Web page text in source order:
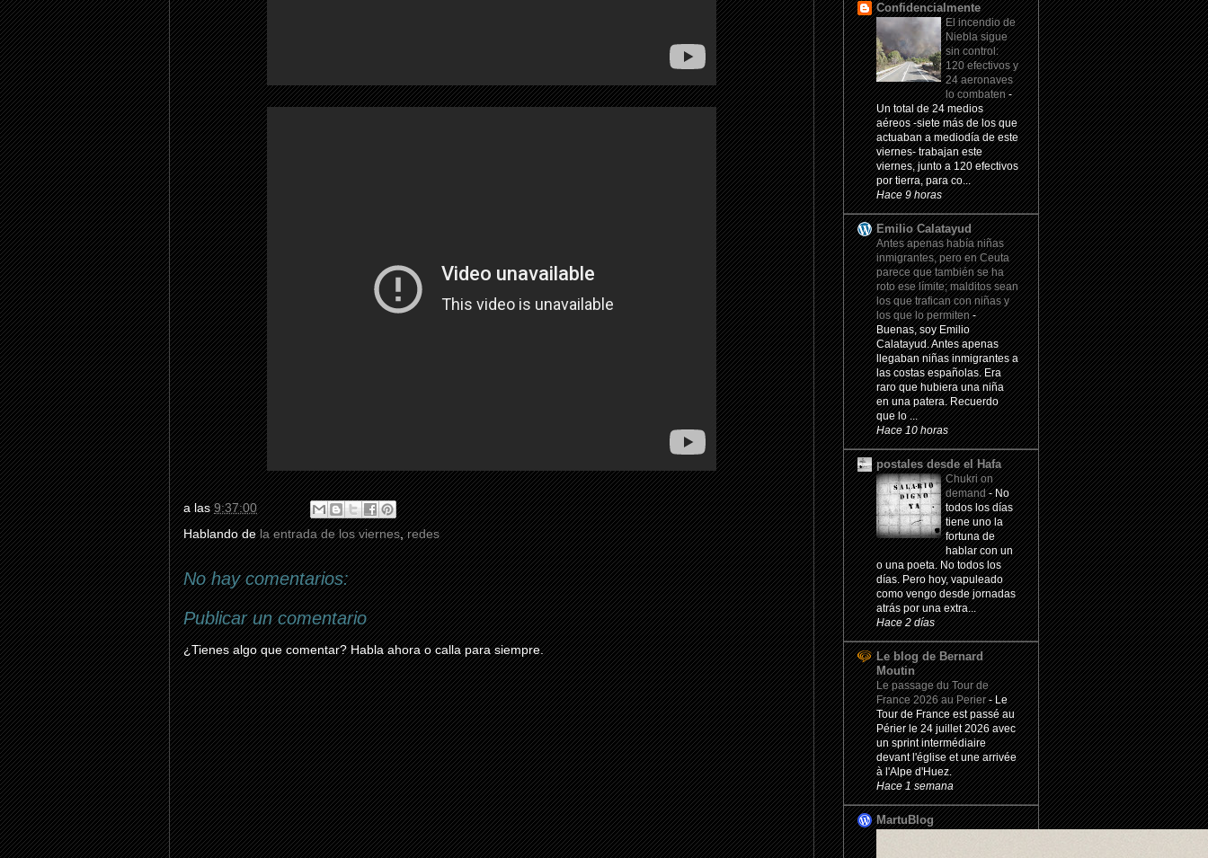
a las9:37:00
Hablando dela entrada de los viernes,redes
No hay comentarios:
Publicar un comentario
¿Tienes algo que comentar? Habla ahora o calla para siempre.
Confidencialmente
El incendio de
Niebla sigue
sin control:
120 efectivos y
24 aeronaves
lo combaten-
Un total de 24 medios
aéreos -siete más de los que
actuaban a mediodía de este
viernes- trabajan este
viernes, junto a 120 efectivos
por tierra, para co...
Hace 9 horas
Emilio Calatayud
Antes apenas había niñas
inmigrantes, pero en Ceuta
parece que también se ha
roto ese límite; malditos sean
los que trafican con niñas y
los que lo permiten-
Buenas, soy Emilio
Calatayud. Antes apenas
llegaban niñas inmigrantes a
las costas españolas. Era
raro que hubiera una niña
en una patera. Recuerdo
que lo ...
Hace 10 horas
postales desde el Hafa
Chukri on
demand-No
todos los días
tiene uno la
fortuna de
hablar con un
o una poeta. No todos los
días. Pero hoy, vapuleado
como vengo desde jornadas
atrás por una extra...
Hace 2 días
Le blog de Bernard
Moutin
Le passage du Tour de
France 2026 au Perier-Le
Tour de France est passé au
Périer le 24 juillet 2026 avec
un sprint intermédiaire
devant l'église et une arrivée
à l'Alpe d'Huez.
Hace 1 semana
MartuBlog